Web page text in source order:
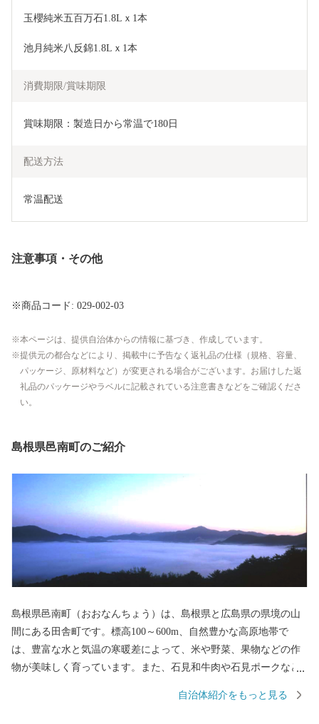
玉櫻純米五百万石1.8Lｘ1本
池月純米八反錦1.8Lｘ1本
消費期限/賞味期限
賞味期限：製造日から常温で180日
配送方法
常温配送
注意事項・その他
※商品コード: 029-002-03
本ページは、提供自治体からの情報に基づき、作成しています。
提供元の都合などにより、掲載中に予告なく返礼品の仕様（規格、容量、
パッケージ、原材料など）が変更される場合がございます。お届けした返
礼品のパッケージやラベルに記載されている注意書きなどをご確認くださ
い。
島根県邑南町のご紹介
島根県邑南町（おおなんちょう）は、島根県と広島県の県境の山
間にある田舎町です。標高100～600m、自然豊かな高原地帯で
は、豊富な水と気温の寒暖差によって、米や野菜、果物などの作
物が美味しく育っています。また、石見和牛肉や石見ポークなど
はこれまで、ここでしか味わえない食や体験を「A級グルメ」と称
自治体紹介をもっと見る